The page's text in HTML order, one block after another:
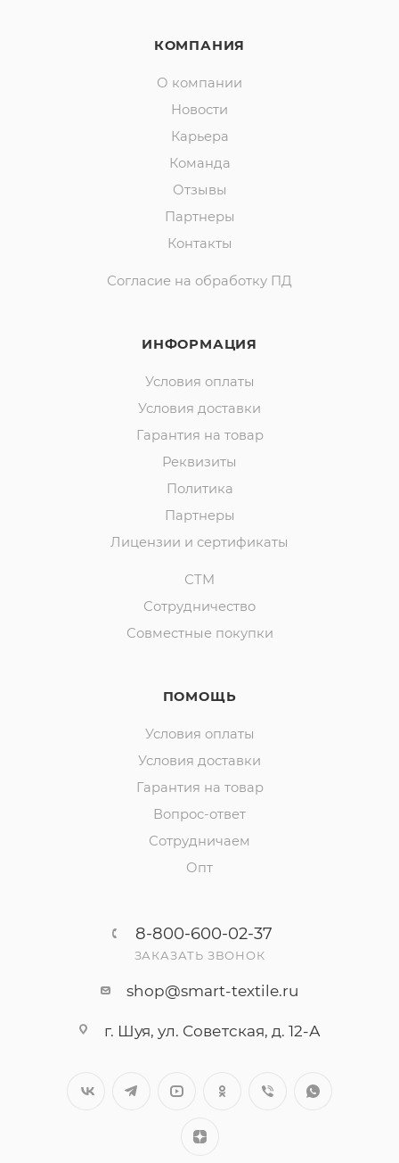
КОМПАНИЯ
О компании
Новости
Карьера
Команда
Отзывы
Партнеры
Контакты
Согласие на обработку ПД
ИНФОРМАЦИЯ
Условия оплаты
Условия доставки
Гарантия на товар
Реквизиты
Политика
Партнеры
Лицензии и сертификаты
СТМ
Сотрудничество
Совместные покупки
ПОМОЩЬ
Условия оплаты
Условия доставки
Гарантия на товар
Вопрос-ответ
Сотрудничаем
Опт
8-800-600-02-37
ЗАКАЗАТЬ ЗВОНОК
shop@smart-textile.ru
г. Шуя, ул. Советская, д. 12-А